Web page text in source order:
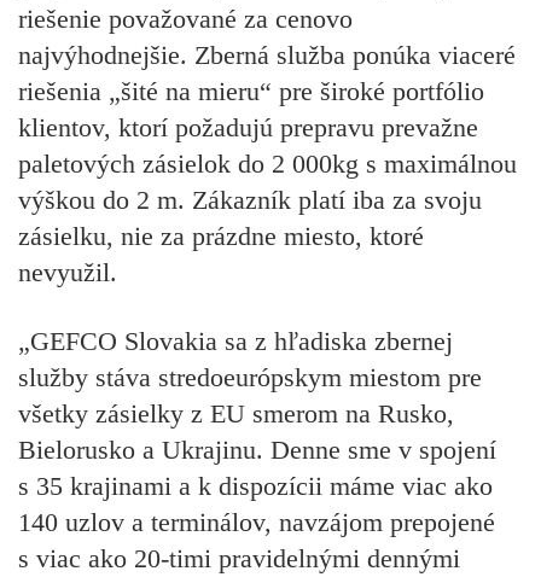
riešenie považované za cenovo
najvýhodnejšie. Zberná služba ponúka viaceré
riešenia „šité na mieru“ pre široké portfólio
klientov, ktorí požadujú prepravu prevažne
paletových zásielok do 2 000kg s maximálnou
výškou do 2 m. Zákazník platí iba za svoju
zásielku, nie za prázdne miesto, ktoré
nevyužil.
„GEFCO Slovakia sa z hľadiska zbernej
služby stáva stredoeurópskym miestom pre
všetky zásielky z EU smerom na Rusko,
Bielorusko a Ukrajinu. Denne sme v spojení
s 35 krajinami a k dispozícii máme viac ako
140 uzlov a terminálov, navzájom prepojené
s viac ako 20-timi pravidelnými dennými